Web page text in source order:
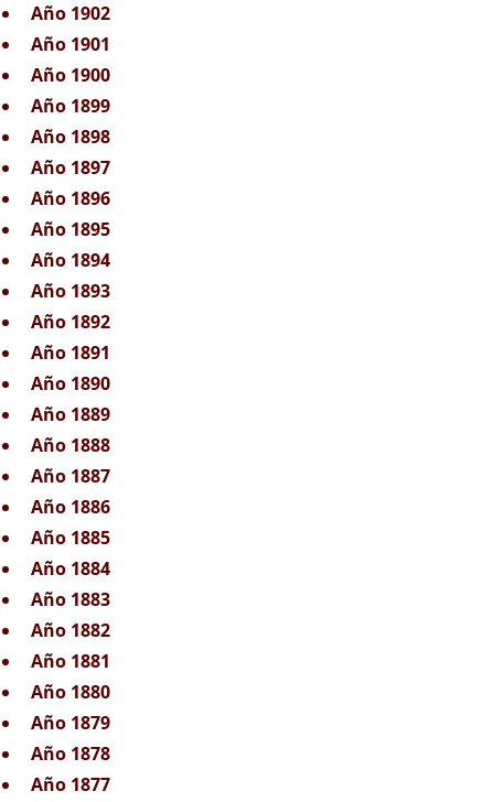
Año 1902
Año 1901
Año 1900
Año 1899
Año 1898
Año 1897
Año 1896
Año 1895
Año 1894
Año 1893
Año 1892
Año 1891
Año 1890
Año 1889
Año 1888
Año 1887
Año 1886
Año 1885
Año 1884
Año 1883
Año 1882
Año 1881
Año 1880
Año 1879
Año 1878
Año 1877